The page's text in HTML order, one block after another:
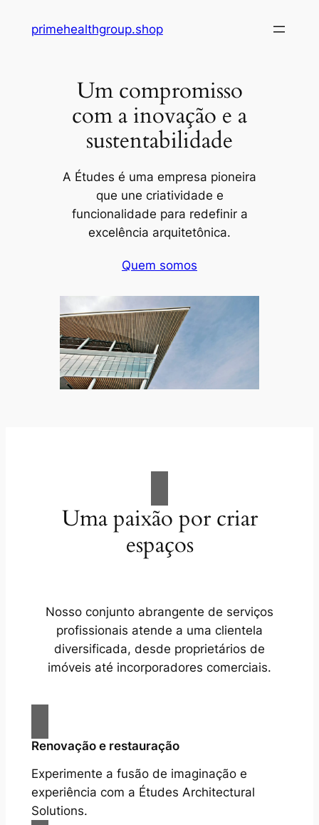
primehealthgroup.shop
Um compromisso
com a inovação e a
sustentabilidade
A Études é uma empresa pioneira
que une criatividade e
funcionalidade para redefinir a
excelência arquitetônica.
Quem somos
Uma paixão por criar
espaços
Nosso conjunto abrangente de serviços
profissionais atende a uma clientela
diversificada, desde proprietários de
imóveis até incorporadores comerciais.
Renovação e restauração
Experimente a fusão de imaginação e
experiência com a Études Architectural
Solutions.